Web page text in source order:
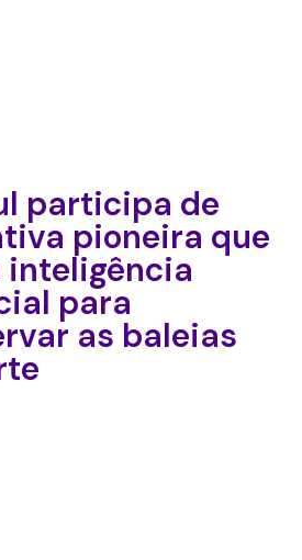
participa de
pioneira que
inteligência
para
as baleias